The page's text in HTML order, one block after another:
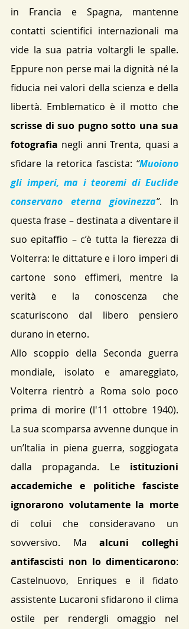
in Francia e Spagna​, mantenne
contatti scientifici internazionali ma
vide la sua patria voltargli le spalle.
Eppure non perse mai la dignità né la
fiducia nei valori della scienza e della
scrisse di suo pugno sotto una sua
fotografia negli anni Trenta, quasi a
sfidare la retorica fascista: “Muoiono
gli imperi, ma i teoremi di Euclide
conservano eterna giovinezza”​. In
questa frase – destinata a diventare il
suo epitaffio – c’è tutta la fierezza di
Volterra: le dittature e i loro imperi di
cartone sono effimeri, mentre la
verità e la conoscenza che
scaturiscono dal libero pensiero
durano in eterno.
Allo scoppio della Seconda guerra
mondiale, isolato e amareggiato,
Volterra rientrò a Roma solo poco
prima di morire (l'11 ottobre 1940).
La sua scomparsa avvenne dunque in
un’Italia in piena guerra, soggiogata
dalla propaganda. Le istituzioni
accademiche e politiche fasciste
ignorarono volutamente la morte
di colui che consideravano un
sovversivo. Ma alcuni colleghi
antifascisti non lo dimenticarono:
Castelnuovo, Enriques e il fidato
assistente Lucaroni sfidarono il clima
ostile per rendergli omaggio nel